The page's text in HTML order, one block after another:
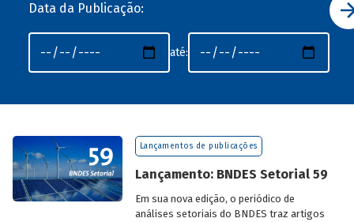
Data da Publicação:
até:
Lançamentos de publicações
Lançamento: BNDES Setorial 59
Em sua nova edição, o periódico de
análises setoriais do BNDES traz artigos